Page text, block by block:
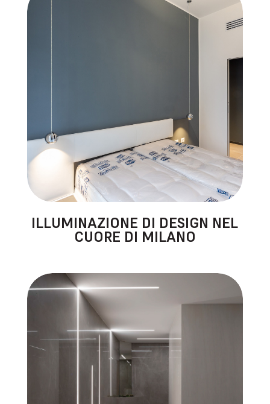
ILLUMINAZIONE DI DESIGN NEL
CUORE DI MILANO